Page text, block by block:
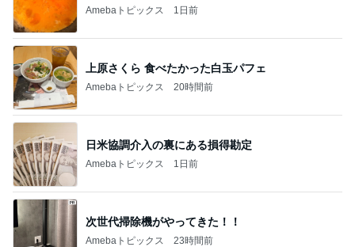
Amebaトピックス 1日前
上原さくら 食べたかった白玉パフェ
Amebaトピックス 20時間前
日米協調介入の裏にある損得勘定
Amebaトピックス 1日前
次世代掃除機がやってきた！！
Amebaトピックス 23時間前